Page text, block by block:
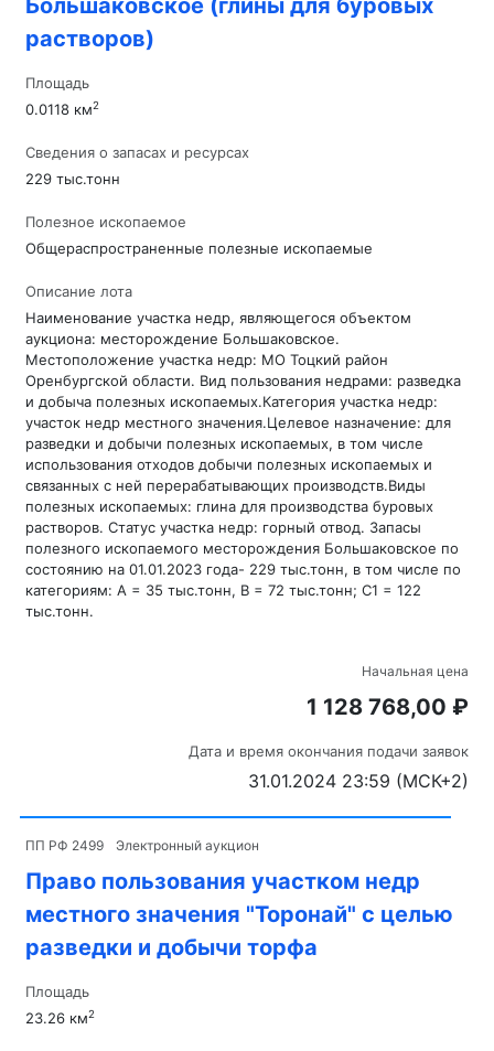
Большаковское (глины для буровых
растворов)
Площадь
0.0118 км2
Сведения о запасах и ресурсах
229 тыс.тонн
Полезное ископаемое
Общераспространенные полезные ископаемые
Описание лота
Наименование участка недр, являющегося объектом
аукциона: месторождение Большаковское.
Местоположение участка недр: МО Тоцкий район
Оренбургской области. Вид пользования недрами: разведка
и добыча полезных ископаемых.Категория участка недр:
участок недр местного значения.Целевое назначение: для
разведки и добычи полезных ископаемых, в том числе
использования отходов добычи полезных ископаемых и
связанных с ней перерабатывающих производств.Виды
полезных ископаемых: глина для производства буровых
растворов. Статус участка недр: горный отвод. Запасы
полезного ископаемого месторождения Большаковское по
состоянию на 01.01.2023 года- 229 тыс.тонн, в том числе по
категориям: А = 35 тыс.тонн, В = 72 тыс.тонн; С1 = 122
тыс.тонн.
Начальная цена
1 128 768,00 ₽
Дата и время окончания подачи заявок
31.01.2024 23:59 (МСК+2)
ПП РФ 2499 Электронный аукцион
Право пользования участком недр
местного значения "Торонай" с целью
разведки и добычи торфа
Площадь
23.26 км2